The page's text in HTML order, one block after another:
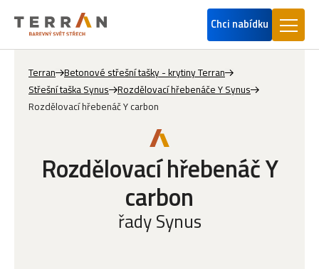
Chci nabídku
Terran
Betonové střešní tašky - krytiny Terran
Střešní taška Synus
Rozdělovací hřebenáče Y Synus
Rozdělovací hřebenáč Y carbon
Rozdělovací hřebenáč Y
carbon
řady Synus